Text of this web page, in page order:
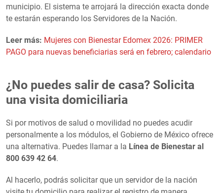
municipio. El sistema te arrojará la dirección exacta donde
te estarán esperando los Servidores de la Nación.
Leer más: Mujeres con Bienestar Edomex 2026: PRIMER
PAGO para nuevas beneficiarias será en febrero; calendario
¿No puedes salir de casa? Solicita
una visita domiciliaria
Si por motivos de salud o movilidad no puedes acudir
personalmente a los módulos, el Gobierno de México ofrece
una alternativa. Puedes llamar a la Línea de Bienestar al
800 639 42 64.
Al hacerlo, podrás solicitar que un servidor de la nación